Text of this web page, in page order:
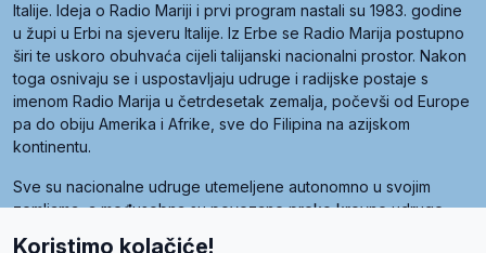
Italije. Ideja o Radio Mariji i prvi program nastali su 1983. godine
u župi u Erbi na sjeveru Italije. Iz Erbe se Radio Marija postupno
širi te uskoro obuhvaća cijeli talijanski nacionalni prostor. Nakon
toga osnivaju se i uspostavljaju udruge i radijske postaje s
imenom Radio Marija u četrdesetak zemalja, počevši od Europe
pa do obiju Amerika i Afrike, sve do Filipina na azijskom
kontinentu.
Sve su nacionalne udruge utemeljene autonomno u svojim
zemljama, a međusobna su povezane preko krovne udruge
Koristimo kolačiće!